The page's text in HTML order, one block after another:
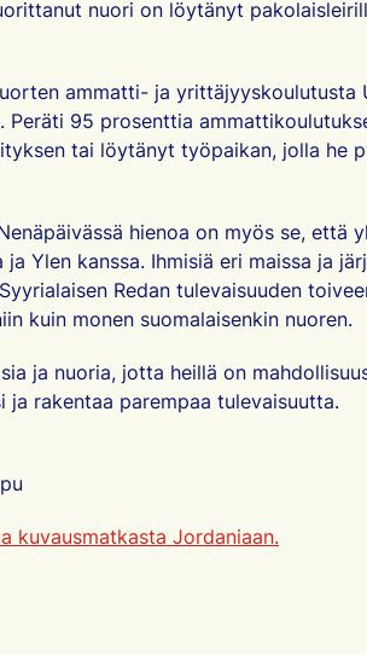
nuori on löytänyt
ammatti- ja yrittäjyyskoulutusta
Peräti 95 prosenttia
tai löytänyt työpaikan, jolla he
hienoa on myös se, että
Ylen kanssa. Ihmisiä eri maissa ja
Redan tulevaisuuden
kuin monen suomalaisenkin nuoren.
ja nuoria, jotta heillä on
rakentaa parempaa tulevaisuutta.
kuvausmatkasta Jordaniaan.